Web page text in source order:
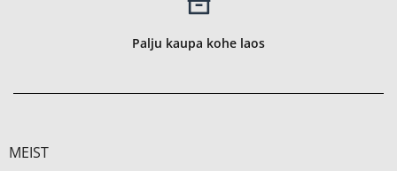
Palju kaupa kohe laos
MEIST